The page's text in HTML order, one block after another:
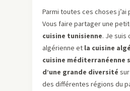
Parmi toutes ces choses j’ai
Vous faire partager une
cuisine tunisienne. Je suis
algérienne et la cuisine
cuisine méditerranéenne
d’une grande diversité
des différentes régions du